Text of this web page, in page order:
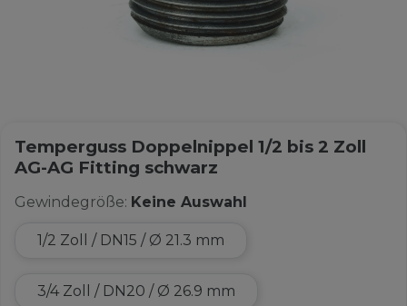
Temperguss Doppelnippel 1/2 bis 2 Zoll
AG-AG Fitting schwarz
Gewindegröße: Keine Auswahl
1/2 Zoll / DN15 / Ø 21.3 mm
3/4 Zoll / DN20 / Ø 26.9 mm